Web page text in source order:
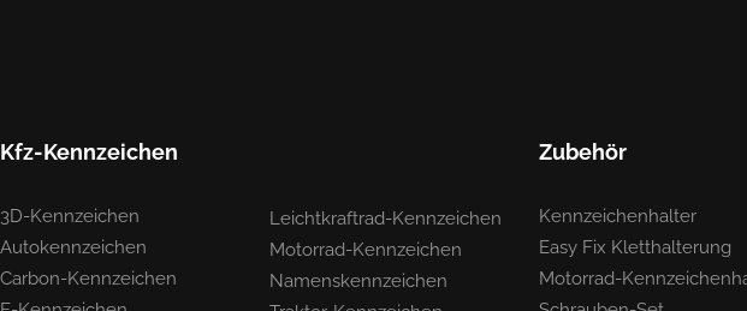
Kfz-Kennzeichen
3D-Kennzeichen
Autokennzeichen
Carbon-Kennzeichen
Leichtkraftrad-Kennzeichen
Motorrad-Kennzeichen
Namenskennzeichen
Zubehör
Kennzeichenhalter
Easy Fix Kletthalterung
Motorrad-